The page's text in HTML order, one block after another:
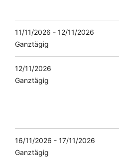
11/11/2026 - 12/11/2026
Ganztägig
12/11/2026
Ganztägig
16/11/2026 - 17/11/2026
Ganztägig